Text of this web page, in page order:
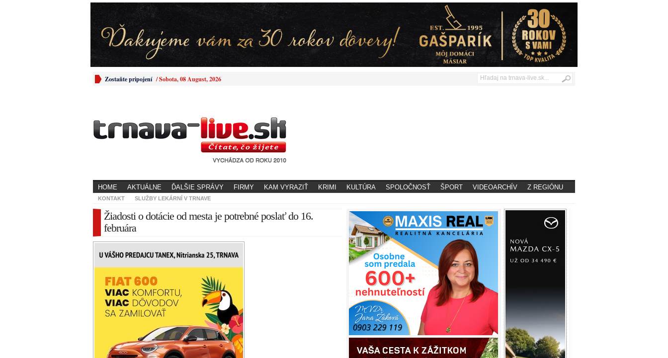
Zostaňte pripojení /Sobota, 08 August, 2026
HOME AKTUÁLNE ĎALŠIE SPRÁVY FIRMY KAM VYRAZIŤ KRIMI KULTÚRA SPOLOČNOSŤ ŠPORT VIDEOARCHÍV Z REGIÓNU
KONTAKT SLUŽBY LEKÁRNÍ V TRNAVE
Žiadosti o dotácie od mesta je potrebné poslať do 16.
februára